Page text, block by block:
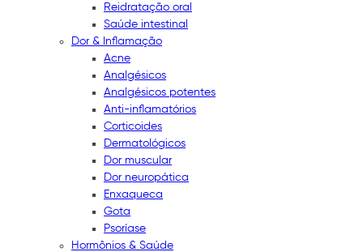
Reidratação oral
Saúde intestinal
Dor & Inflamação
Acne
Analgésicos
Analgésicos potentes
Anti-inflamatórios
Corticoides
Dermatológicos
Dor muscular
Dor neuropática
Enxaqueca
Gota
Psoríase
Hormônios & Saúde